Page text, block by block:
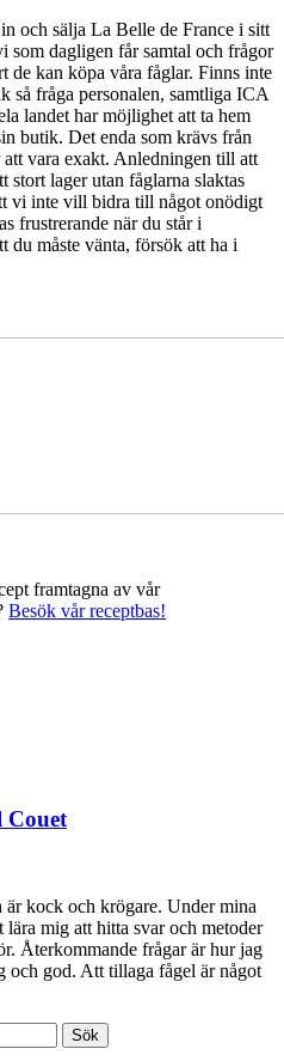
och sälja La Belle de France i sitt
dagligen får samtal och frågor
de kan köpa våra fåglar. Finns inte
så fråga personalen, samtliga ICA
landet har möjlighet att ta hem
butik. Det enda som krävs från
vara exakt. Anledningen till att
stort lager utan fåglarna slaktas
vi inte vill bidra till något onödigt
frustrerande när du står i
du måste vänta, försök att ha i
framtagna av vår
Besök vår receptbas!
Couet
kock och krögare. Under mina
lära mig att hitta svar och metoder
Återkommande frågar är hur jag
och god. Att tillaga fågel är något